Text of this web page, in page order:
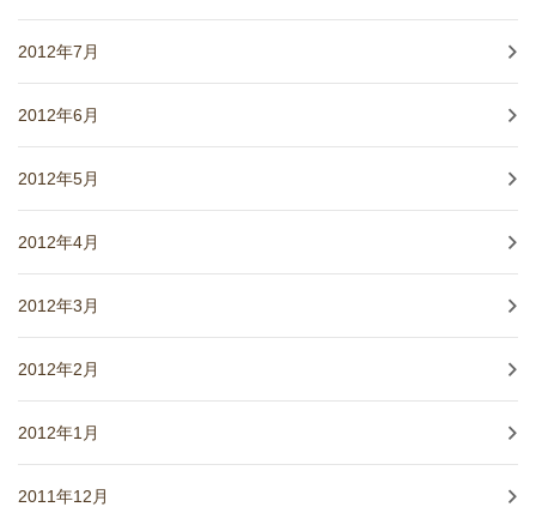
2012年7月
2012年6月
2012年5月
2012年4月
2012年3月
2012年2月
2012年1月
2011年12月